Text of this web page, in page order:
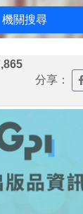
機關搜尋
分享：